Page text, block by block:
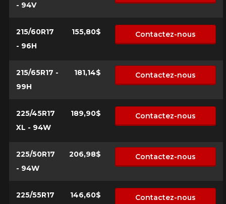
- 94V
215/60R17
- 96H
155,80$ Contactez-nous
215/65R17 -
99H
181,14$ Contactez-nous
225/45R17
XL - 94W
189,90$ Contactez-nous
225/50R17
- 94W
206,98$ Contactez-nous
225/55R17
146,60$ Contactez-nous